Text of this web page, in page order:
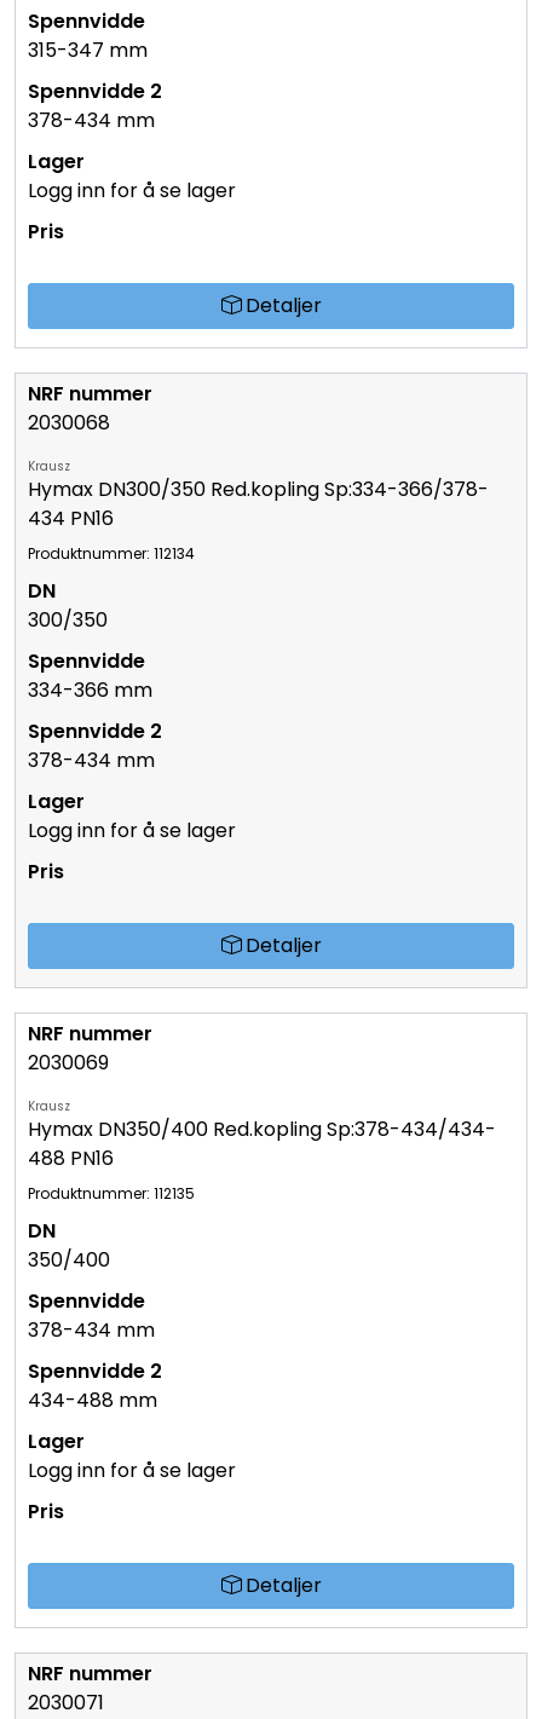
315-347 mm
378-434 mm
Logg inn for å se lager
Detaljer
2030068
Krausz
Hymax DN300/350 Red.kopling Sp:334-366/378-
434 PN16
Produktnummer: 112134
300/350
334-366 mm
378-434 mm
Logg inn for å se lager
Detaljer
2030069
Krausz
Hymax DN350/400 Red.kopling Sp:378-434/434-
488 PN16
Produktnummer: 112135
350/400
378-434 mm
434-488 mm
Logg inn for å se lager
Detaljer
2030071